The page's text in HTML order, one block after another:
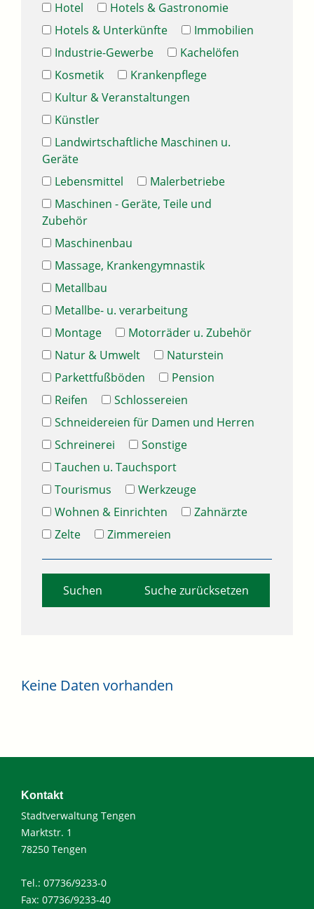
Hotel
Hotels & Gastronomie
Hotels & Unterkünfte
Immobilien
Industrie-Gewerbe
Kachelöfen
Kosmetik
Krankenpflege
Kultur & Veranstaltungen
Künstler
Landwirtschaftliche Maschinen u.
Geräte
Lebensmittel
Malerbetriebe
Maschinen - Geräte, Teile und
Zubehör
Maschinenbau
Massage, Krankengymnastik
Metallbau
Metallbe- u. verarbeitung
Montage
Motorräder u. Zubehör
Natur & Umwelt
Naturstein
Parkettfußböden
Pension
Reifen
Schlossereien
Schneidereien für Damen und Herren
Schreinerei
Sonstige
Tauchen u. Tauchsport
Tourismus
Werkzeuge
Wohnen & Einrichten
Zahnärzte
Zelte
Zimmereien
Suche zurücksetzen
Keine Daten vorhanden
Kontakt
Stadtverwaltung Tengen
Marktstr. 1
78250 Tengen
Tel.: 07736/9233-0
Fax: 07736/9233-40